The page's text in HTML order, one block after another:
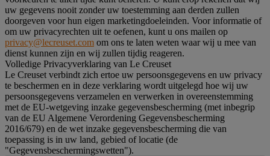
uw gegevens nooit zonder uw toestemming aan derden zullen
doorgeven voor hun eigen marketingdoeleinden. Voor informatie of
om uw privacyrechten uit te oefenen, kunt u ons mailen op
privacy@lecreuset.com om ons te laten weten waar wij u mee van
dienst kunnen zijn en wij zullen tijdig reageren.
Volledige Privacyverklaring van Le Creuset
Le Creuset verbindt zich ertoe uw persoonsgegevens en uw privacy
te beschermen en in deze verklaring wordt uitgelegd hoe wij uw
persoonsgegevens verzamelen en verwerken in overeenstemming
met de EU-wetgeving inzake gegevensbescherming (met inbegrip
van de EU Algemene Verordening Gegevensbescherming
2016/679) en de wet inzake gegevensbescherming die van
toepassing is in uw land, gebied of locatie (de
"Gegevensbeschermingswetten").